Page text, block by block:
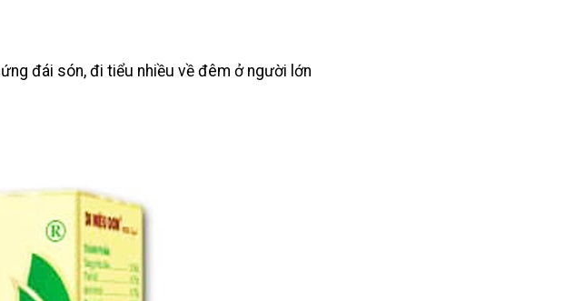
đái són, đi tiểu nhiều về đêm ở người lớn